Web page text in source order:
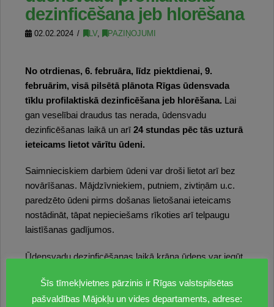
dezinficēšana jeb hlorēšana
02.02.2024 LV, PAZIŅOJUMI
No otrdienas, 6. februāra, līdz piektdienai, 9.
februārim, visā pilsētā plānota Rīgas ūdensvada
tīklu profilaktiskā dezinficēšana jeb hlorēšana. Lai
gan veselībai draudus tas nerada, ūdensvadu
dezinficēšanas laikā un arī 24 stundas pēc tās uzturā
ieteicams lietot vārītu ūdeni.
Saimnieciskiem darbiem ūdeni var droši lietot arī bez
novārīšanas. Mājdzīvniekiem, putniem, zivtiņām u.c.
paredzēto ūdeni pirms došanas lietošanai ieteicams
nostādināt, tāpat nepieciešams rīkoties arī telpaugu
laistīšanas gadījumos.
Ūdensvadu dezinficēšanas laikā krāna ūdens var iegūt
piegarša, taču šī viela dezinfekcijai izmantojamajos
daudzumos nav veselībai bīstama. “Rīgas ūdens”
Šīs tīmekļvietnes pārzinis ir Rīgas valstspilsētas
pašvaldības Mājokļu un vides departaments, adrese: